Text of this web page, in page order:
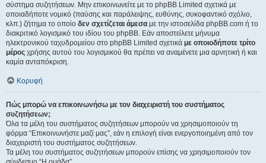
σύστημα συζητήσεων. Μην επικοινωνείτε με το phpBB Limited σχετικά με
οποιαδήποτε νομικό (παύσης και παράλειψης, ευθύνης, συκοφαντικό σχόλιο,
κλπ.) ζήτημα το οποίο δεν σχετίζεται άμεσα με την ιστοσελίδα phpBB.com ή το
διακριτικό λογισμικό του ιδίου του phpBB. Εάν αποστείλετε μήνυμα
ηλεκτρονικού ταχυδρομείου στο phpBB Limited σχετικά με οποιοδήποτε τρίτο
μέρος χρήσης αυτού του λογισμικού θα πρέπει να αναμένετε μια αρνητική ή και
καμία ανταπόκριση.
Κορυφή
Πώς μπορώ να επικοινωνήσω με τον διαχειριστή του συστήματος
συζητήσεων;
Όλα τα μέλη του συστήματος συζητήσεων μπορούν να χρησιμοποιούν τη
φόρμα “Επικοινωνήστε μαζί μας”, εάν η επιλογή είναι ενεργοποιημένη από τον
διαχειριστή του συστήματος συζητήσεων.
Τα μέλη του συστήματος συζητήσεων μπορούν επίσης να χρησιμοποιούν τον